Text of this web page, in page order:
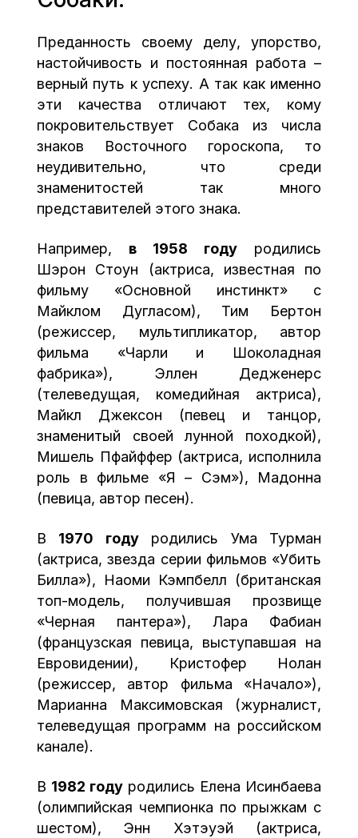
Преданность своему делу, упорство,
настойчивость и постоянная работа –
верный путь к успеху. А так как именно
эти качества отличают тех, кому
покровительствует Собака из числа
знаков Восточного гороскопа, то
неудивительно, что среди
знаменитостей так много
представителей этого знака.
Например, в 1958 году родились
Шэрон Стоун (актриса, известная по
фильму «Основной инстинкт» с
Майклом Дугласом), Тим Бертон
(режиссер, мультипликатор, автор
фильма «Чарли и Шоколадная
фабрика»), Эллен Дедженерс
(телеведущая, комедийная актриса),
Майкл Джексон (певец и танцор,
знаменитый своей лунной походкой),
Мишель Пфайффер (актриса, исполнила
роль в фильме «Я – Сэм»), Мадонна
(певица, автор песен).
В 1970 годуродились Ума Турман
(актриса, звезда серии фильмов «Убить
Билла»), Наоми Кэмпбелл (британская
топ-модель, получившая прозвище
«Черная пантера»), Лара Фабиан
(французская певица, выступавшая на
Евровидении), Кристофер Нолан
(режиссер, автор фильма «Начало»),
Марианна Максимовская (журналист,
телеведущая программ на российском
канале).
В 1982 году родились Елена Исинбаева
(олимпийская чемпионка по прыжкам с
шестом), Энн Хэтэуэй (актриса,